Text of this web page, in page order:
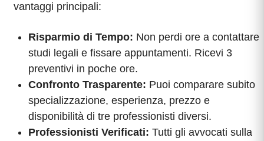
vantaggi principali:
Risparmio di Tempo: Non perdi ore a contattare
studi legali e fissare appuntamenti. Ricevi 3
preventivi in poche ore.
Confronto Trasparente: Puoi comparare subito
specializzazione, esperienza, prezzo e
disponibilità di tre professionisti diversi.
Professionisti Verificati: Tutti gli avvocati sulla